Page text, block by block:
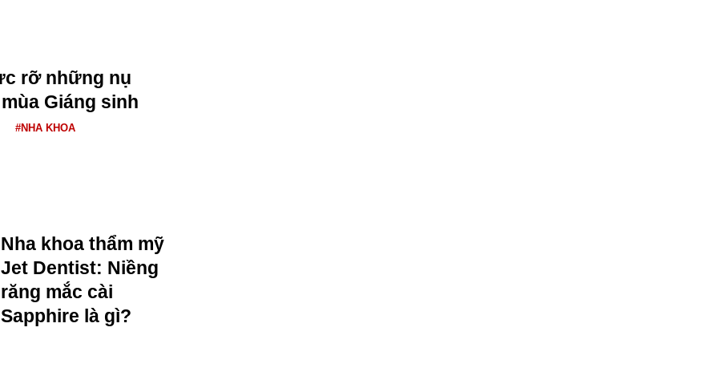
rỡ những nụ
Giáng sinh
#NHA KHOA
Nha khoa thẩm mỹ
Jet Dentist: Niềng
răng mắc cài
Sapphire là gì?